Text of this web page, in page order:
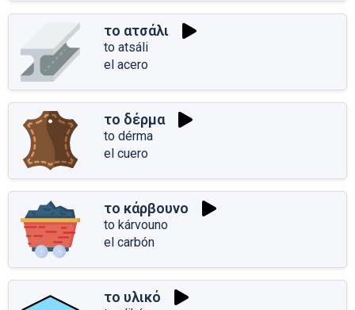
το ατσάλι
to atsáli
el acero
το δέρμα
to dérma
el cuero
το κάρβουνο
to kárvouno
el carbón
το υλικό